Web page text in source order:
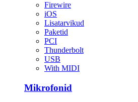
Firewire
iOS
Lisatarvikud
Paketid
PCI
Thunderbolt
USB
With MIDI
Mikrofonid